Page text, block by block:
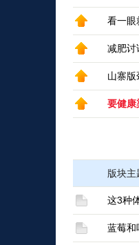
看一眼
减肥讨
山寨版
要健康
版块主
这3种
蓝莓和